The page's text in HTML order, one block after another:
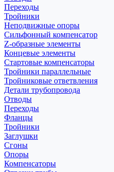
Переходы
Тройники
Неподвижные опоры
Cильфонный компенсатор
Z-образные элементы
Концевые элементы
Стартовые компенсаторы
Тройники параллельные
Тройниковые ответвления
Детали трубопровода
Отводы
Переходы
Фланцы
Тройники
Заглушки
Сгоны
Опоры
Компенсаторы